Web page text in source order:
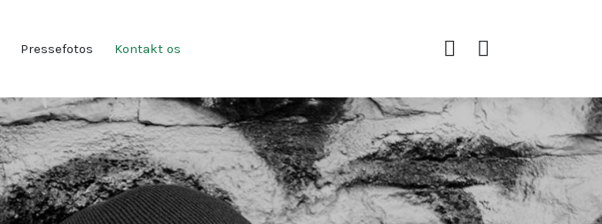
Pressefotos Kontakt os